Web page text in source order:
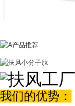
我们的优势：